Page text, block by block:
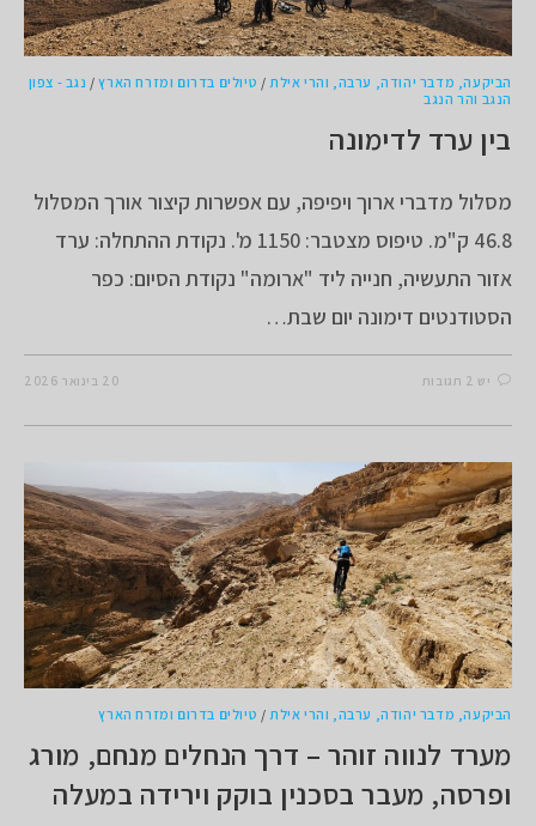
הביקעה, מדבר יהודה, ערבה, והרי אילת / טיולים בדרום ומזרח הארץ/ נגב - צפון
הנגב והר הנגב
בין ערד לדימונה
מסלול מדברי ארוך ויפיפה, עם אפשרות קיצור אורך המסלול
46.8 ק"מ. טיפוס מצטבר: 1150 מ'. נקודת ההתחלה: ערד
אזור התעשיה, חנייה ליד "ארומה" נקודת הסיום: כפר
הסטודנטים דימונה יום שבת…
יש 2 תגובות 20 בינואר 2026
הביקעה, מדבר יהודה, ערבה, והרי אילת / טיולים בדרום ומזרח הארץ
מערד לנווה זוהר – דרך הנחלים מנחם, מורג
ופרסה, מעבר בסכנין בוקק וירידה במעלה